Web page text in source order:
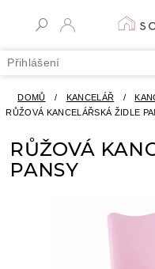
Přihlášení
DOMŮ / KANCELÁŘ /
RŮŽOVÁ KANCELÁŘSKÁ ŽIDLE
RŮŽOVÁ
PANSY